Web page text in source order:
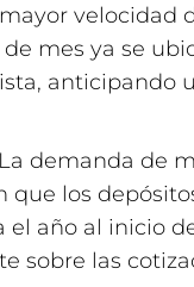
velocidad
mes ya se
anticipando
La demanda de
que los
año al inicio
sobre las